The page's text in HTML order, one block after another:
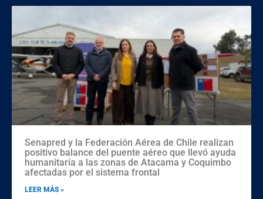
Senapred y la Federación Aérea de Chile realizan
positivo balance del puente aéreo que llevó ayuda
humanitaria a las zonas de Atacama y Coquimbo
afectadas por el sistema frontal
LEER MÁS »